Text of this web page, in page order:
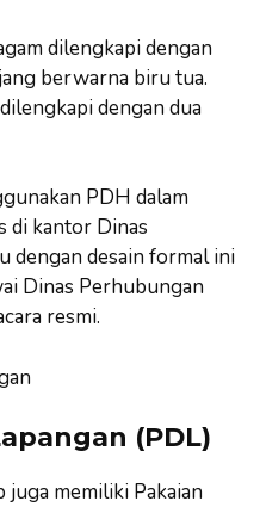
dilengkapi dengan
berwarna biru tua.
dengan dua
PDH dalam
di kantor Dinas
dengan desain formal ini
Dinas Perhubungan
resmi.
(PDL)
memiliki Pakaian